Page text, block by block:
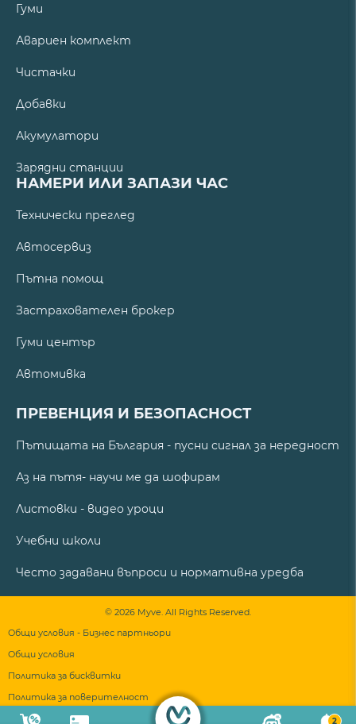
2
Гуми
Авариен комплект
Чистачки
Добавки
Акумулатори
Зарядни станции
НАМЕРИ ИЛИ ЗАПАЗИ ЧАС
Технически преглед
Автосервиз
Пътна помощ
Застрахователен брокер
Гуми център
Автомивка
ПРЕВЕНЦИЯ И БЕЗОПАСНОСТ
Пътищата на България - пусни сигнал за нередност
Аз на пътя- научи ме да шофирам
Листовки - видео уроци
Учебни школи
Често задавани въпроси и нормативна уредба
© 2026 Myve. All Rights Reserved.
Общи условия - Бизнес партньори
Общи условия
Политика за бисквитки
Политика за поверителност